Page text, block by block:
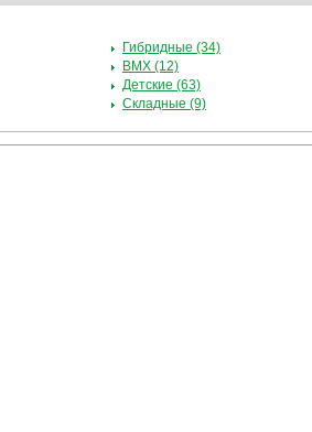
Гибридные (34)
BMX (12)
Детские (63)
Складные (9)